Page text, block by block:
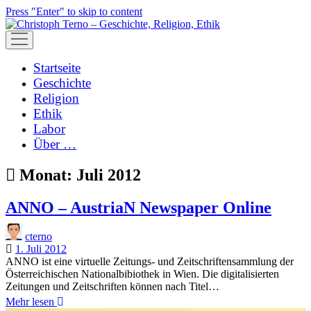
Press "Enter" to skip to content
open
menu
Startseite
Geschichte
Religion
Ethik
Labor
Über …
Monat: Juli 2012
ANNO – AustriaN Newspaper Online
cterno
1. Juli 2012
ANNO ist eine virtuelle Zeitungs- und Zeitschriftensammlung der
Österreichischen Nationalbibiothek in Wien. Die digitalisierten
Zeitungen und Zeitschriften können nach Titel…
Mehr lesen ANNO